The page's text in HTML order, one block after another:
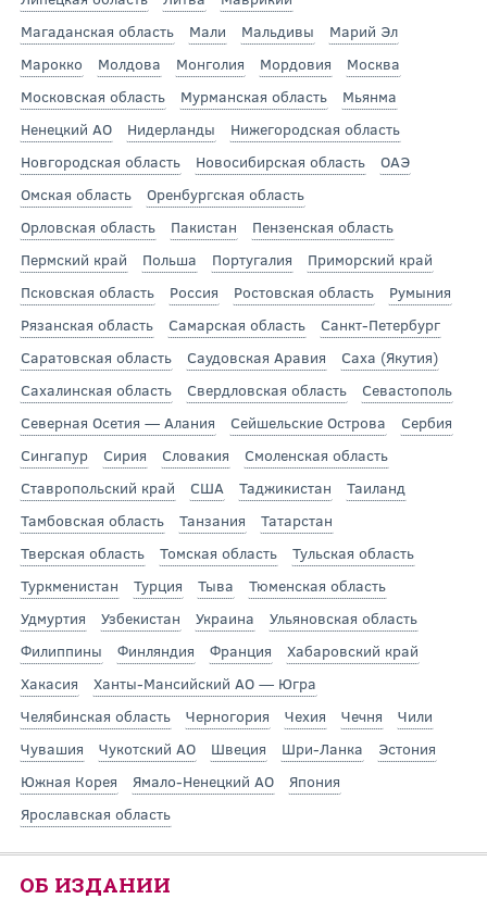
Магаданская область
Мали Мальдивы
Марий Эл
Марокко
Молдова Монголия Мордовия
Москва
Московская область
Мурманская область
Мьянма
Ненецкий АО
Нидерланды
Нижегородская область
Новгородская область
Новосибирская область
ОАЭ
Омская область
Оренбургская область
Орловская область
Пакистан
Пензенская область
Пермский край
Польша Португалия
Приморский край
Псковская область
Россия Ростовская область
Румыния
Рязанская область
Самарская область
Санкт-Петербург
Саратовская область
Саудовская Аравия
Саха (Якутия)
Сахалинская область
Свердловская область
Севастополь
Северная Осетия — Алания
Сейшельские Острова
Сербия
Сингапур
Сирия Словакия
Смоленская область
Ставропольский край
США Таджикистан
Таиланд
Тамбовская область
Танзания
Татарстан
Тверская область
Томская область
Тульская область
Туркменистан
Турция Тыва
Тюменская область
Удмуртия
Узбекистан Украина
Ульяновская область
Филиппины
Финляндия Франция
Хабаровский край
Хакасия
Ханты-Мансийский АО — Югра
Челябинская область
Черногория Чехия Чечня
Чили
Чувашия
Чукотский АО Швеция Шри-Ланка
Эстония
Южная Корея
Ямало-Ненецкий АО
Япония
Ярославская область
ОБ ИЗДАНИИ